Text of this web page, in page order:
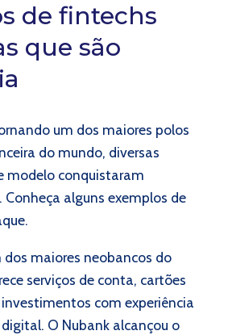
de fintechs
que são
um dos maiores polos
do mundo, diversas
modelo conquistaram
Conheça alguns exemplos de
maiores neobancos do
serviços de conta, cartões
com experiência
O Nubank alcançou o